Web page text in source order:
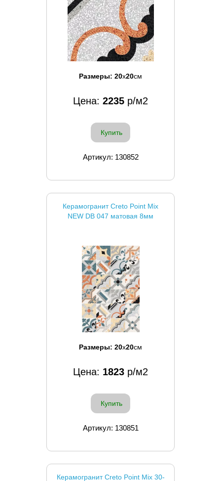
Размеры: 20x20см
Цена: 2235 р/м2
Купить
Артикул: 130852
Керамогранит Creto Point Mix
NEW DB 047 матовая 8мм
Размеры: 20x20см
Цена: 1823 р/м2
Купить
Артикул: 130851
Керамогранит Creto Point Mix 30-